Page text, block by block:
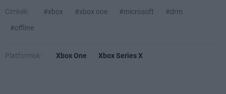
Címkék: #xbox #xbox one #microsoft
#drm
#offline
Platformok: Xbox One Xbox Series X